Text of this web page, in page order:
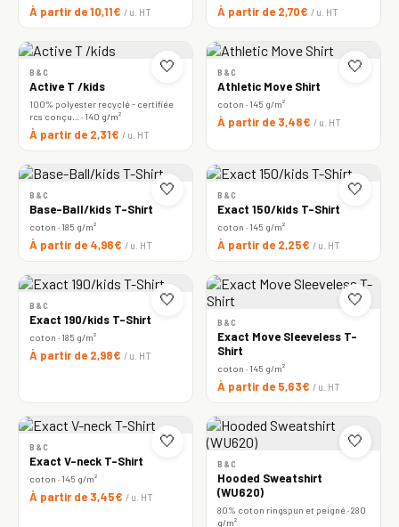
À partir de 10,11€ / u. HT À partir de 2,70€ / u. HT
🤍
B&C
Active T /kids
100% polyester recyclé - certifiée
rcs conçu… · 140 g/m²
À partir de 2,31€ / u. HT
🤍
B&C
Athletic Move Shirt
coton · 145 g/m²
À partir de 3,48€ / u. HT
🤍
B&C
Base-Ball/kids T-Shirt
coton · 185 g/m²
À partir de 4,96€ / u. HT
🤍
B&C
Exact 150/kids T-Shirt
coton · 145 g/m²
À partir de 2,25€ / u. HT
🤍
B&C
Exact 190/kids T-Shirt
coton · 185 g/m²
À partir de 2,98€ / u. HT
🤍
B&C
Exact Move Sleeveless T-
Shirt
coton · 145 g/m²
À partir de 5,63€ / u. HT
🤍
B&C
Exact V-neck T-Shirt
coton · 145 g/m²
À partir de 3,45€ / u. HT
🤍
B&C
Hooded Sweatshirt
(WU620)
80% coton ringspun et peigné · 280
g/m²